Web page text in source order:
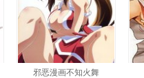
邪恶漫画不知火舞